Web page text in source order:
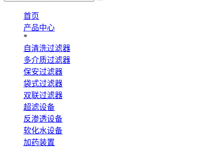
首页
产品中心
*
自清洗过滤器
多介质过滤器
保安过滤器
袋式过滤器
双联过滤器
超滤设备
反渗透设备
软化水设备
加药装置